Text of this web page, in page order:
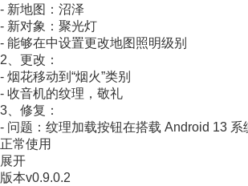
- 新地图：沼泽
- 新对象：聚光灯
- 能够在中设置更改地图照明级别
2、更改：
- 烟花移动到“烟火”类别
- 收音机的纹理，敬礼
3、修复：
- 问题：纹理加载按钮在搭载 Android 13
正常使用
展开
版本v0.9.0.2